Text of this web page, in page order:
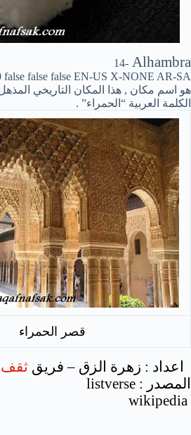
Alhambra
-14
false false false EN-US X-NONE AR-SA
هو اسم مكان , هذا المكان التاريخي
الكلمة العربية “الحمراء” .
قصر الحمراء
اعداد : زهرة الزق – فريق
المصدر : listverse
wikipedia